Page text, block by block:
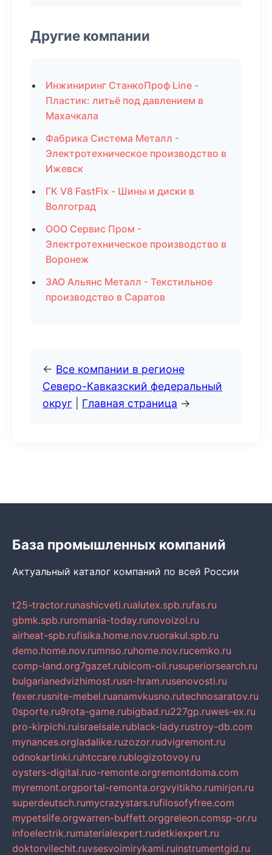
Другие компании
Инжиниринг СтанкоПроф Line -
Пластик: литьё под давлением в
Махачкала
Фабрика Система Металл -
Электротехническое производство в
Ижевск
ГК V8 FastFix - Шины и диски в
Волгоград
ООО Сервис Пром -
Электротехническое производство в
Воронеж
ЗАО Альянс Металл - Текстильное
производство в Саратов
← Все компании в регионе
Северо-Кавказский федеральный
округ
Главная страница →
База промышленных компаний
Актуальный каталог компаний по всей России
t25-tractor.runashicveti.rualutex.spb.rufas.ru
gbmk.spb.ruromania-today.runovoizol.ru
airheat-spb.rufisika.home.nov.ruorakul.spb.ru
demo.home.nov.rumnso.ruhome.nov.rucemko.ru
comp-land.org7gazet.rubicom-oil.rusuperiorsearch.ru
bulgarianedvizhimost.rusn-hram.rusenovosti.ru
fexer.rusnite-mebel.ruanamvkusno.rutechnosaratov.ru
0sporte.ru9rota-game.rubigbad.ru227gp.ruwes-ex.ru
pro-kirpichi.ruisraelsale.rublack-lady.rustroy-db.com
mynances.orgladalike.ruzozor.rudvigremont.ru
odnokartinki.ruhtccare.rublogizotovoy.ru
oysters-digital.ruo-remonte.orgremontdoma.com
myremont.orgportal-remonta.orgvyitikho.rumirjon.ru
superdeutsch.rumycrazystars.rufilosofyfree.com
mypetslife.orgwarren-buffett.orggreleon.comsp-or.ru
infoelectrik.rumaterialexpert.rudetkiexpert.ru
doktorvilechit.ruvsesvoimirykami.ruinstrumentgid.ru